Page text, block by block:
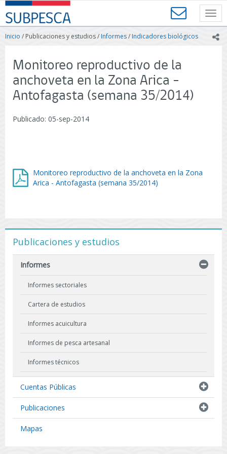
Contenido
principal
SUBPESCA
-
Subsecretaría
Acuicultura
-
Gobierno
Chile
Inicio / Publicaciones y estudios /Informes/Indicadores biológicos
Monitoreo reproductivo de la
anchoveta en la Zona Arica -
Antofagasta (semana 35/2014)
Publicado: 05-sep-2014
Monitoreo reproductivo de la anchoveta en la Zona
Arica - Antofagasta (semana 35/2014)
Publicaciones y estudios
Informes
Informes sectoriales
Cartera de estudios
Informes acuicultura
Informes de pesca artesanal
Informes técnicos
Resultados de Pescas de Investigación
Cuentas Públicas
Publicaciones
Mapas